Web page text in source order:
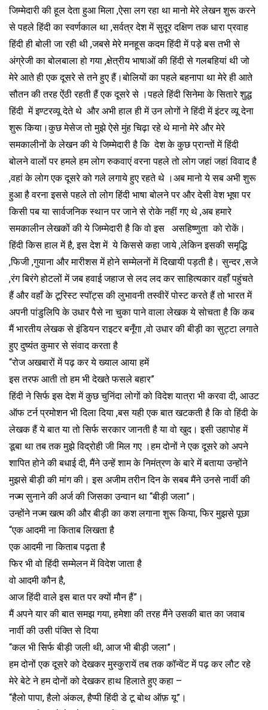
जिम्मेदारी की हूल देता हुआ मिला ,ऐसा लग रहा था मानो मेरे लेखन शुरू करने
से पहले हिंदी का स्वर्णकाल था ,सर्वत्र देश में सुदूर दक्षिण तक धारा प्रवाह
हिंदी ही बोली जा रही थी ,जबसे मेरे मनहूस कदम हिंदी में पड़े बस तभी से
अंग्रेजी का बोलबाला हो गया ,क्षेत्रीय भाषाओं की हिंदी से गलबहियां थी जो
मेरे आते ही एक दूसरे से तने हुए हैं।बोलियों का पहले बहनापा था मेरे ही आते
सौतन की तरह ऐंठी रहती हैं एक दूसरे से ।पहले हिंदी सिनेमा के सितारे शुद्ध
हिंदी में इण्टरव्यू देते थे और अभी हाल ही में उन लोगों ने हिंदी में इंटर व्यू देना
शुरू किया।कुछ मेसेज तो मुझे ऐसे मुंह चिढ़ा रहे थे मानो मेरे और मेरे
समकालीनों के लेखन की ये जिम्मेदारी है कि देश के कुछ प्रान्तों में हिंदी
बोलने वालों पर हमले हम लोग रुकवाएं वरना पहले तो लोग जहां जहां विवाद है
,वहां के लोग एक दूसरे को गले लगाये हुए रहते थे ।अब मानो ये सब अभी शुरू
हुआ है वरना इससे पहले तो लोग हिंदी भाषा बोलने पर और देसी वेश भूषा पर
किसी पब या सार्वजनिक स्थान पर जाने से रोके नहीं गए थे ,अब हमारे
समकालीन लेखकों की ये जिम्मेदारी है कि वो इस असहिष्णुता को रोकें।
हिंदी किस हाल में है, इस देश में ये किससे कहा जाये ,लेकिन इसकी समृद्धि
,फिजी ,गुयाना और मारीशस में होने सम्मेलनों में दिखायी पड़ती है। सुन्दर ,सजे
,रंग बिरंगे होटलों में जब हवाई जहाज से लद लद कर साहित्यकार वहाँ पहुंचते
हैं और वहाँ के टूरिस्ट स्पॉट्स की लुभावनी तस्वीरें पोस्ट करते हैं तो भारत में
अपनी पांडुलिपि के उधार पैसे ना चुका पाने वाला लेखक ये सोचता है कि कब
मैं भारतीय लेखक से इंडियन राइटर बनूँगा ,वो उधार की बीड़ी का सुट्टा लगाते
हुए दुष्यंत कुमार से संवाद करता है
“रोज अखबारों में पढ़ कर ये ख्याल आया हमें
इस तरफ आती तो हम भी देखते फसले बहार”
हिंदी ने सिर्फ इस देश में कुछ चुनिंदा लोगों को विदेश यात्रा भी करवा दी, आउट
ऑफ टर्न प्रमोशन भी दिला दिया ,बस यही एक बात खटकती है कि वो हिंदी के
लेखक हैं ये बात या तो सिर्फ सरकार जानती है या वो खुद। इसी उहापोह में
डूबा था तब तक मुझे विद्रोही जी मिल गए ।हम दोनों ने एक दूसरे को अपने
शापित होने की बधाई दी, मैंने उन्हें शाम के निमंत्रण के बारे में बताया उन्होंने
मुझसे बीड़ी की मांग की। इस अजीम तरीन दिन के सबब मैंने उनसे नार्वी की
नज्म सुनाने की अर्ज की जिसका उन्वान था “बीड़ी जला”।
उन्होंने नज्म खत्म की और बीड़ी का कश लगाना शुरू किया, फिर मुझसे पूछा
“एक आदमी ना किताब लिखता है
एक आदमी ना किताब पढ़ता है
फिर भी वो हिंदी सम्मेलन में विदेश जाता है
वो आदमी कौन है,
आज हिंदी वाले इस बात पर क्यों मौन हैं”।
मैं अपने यार की बात समझ गया, हमेशा की तरह मैंने उसकी बात का जवाब
नार्वी की उसी पंक्ति से दिया
“कल भी सिर्फ बीड़ी जली थी, आज भी बीड़ी जला”।
हम दोनों एक दूसरे को देखकर मुस्कुरायें तब तक कॉन्वेंट में पढ़ कर लौट रहे
मेरे बेटे ने हम दोनों को देखकर हाथ हिलाते हुए कहा –
“हैलो पापा, हैलो अंकल, हैप्पी हिंदी डे टू बोथ ऑफ़ यू”।